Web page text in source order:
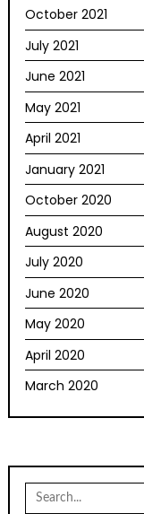
October 2021
July 2021
June 2021
May 2021
April 2021
January 2021
October 2020
August 2020
July 2020
June 2020
May 2020
April 2020
March 2020
Search
for: